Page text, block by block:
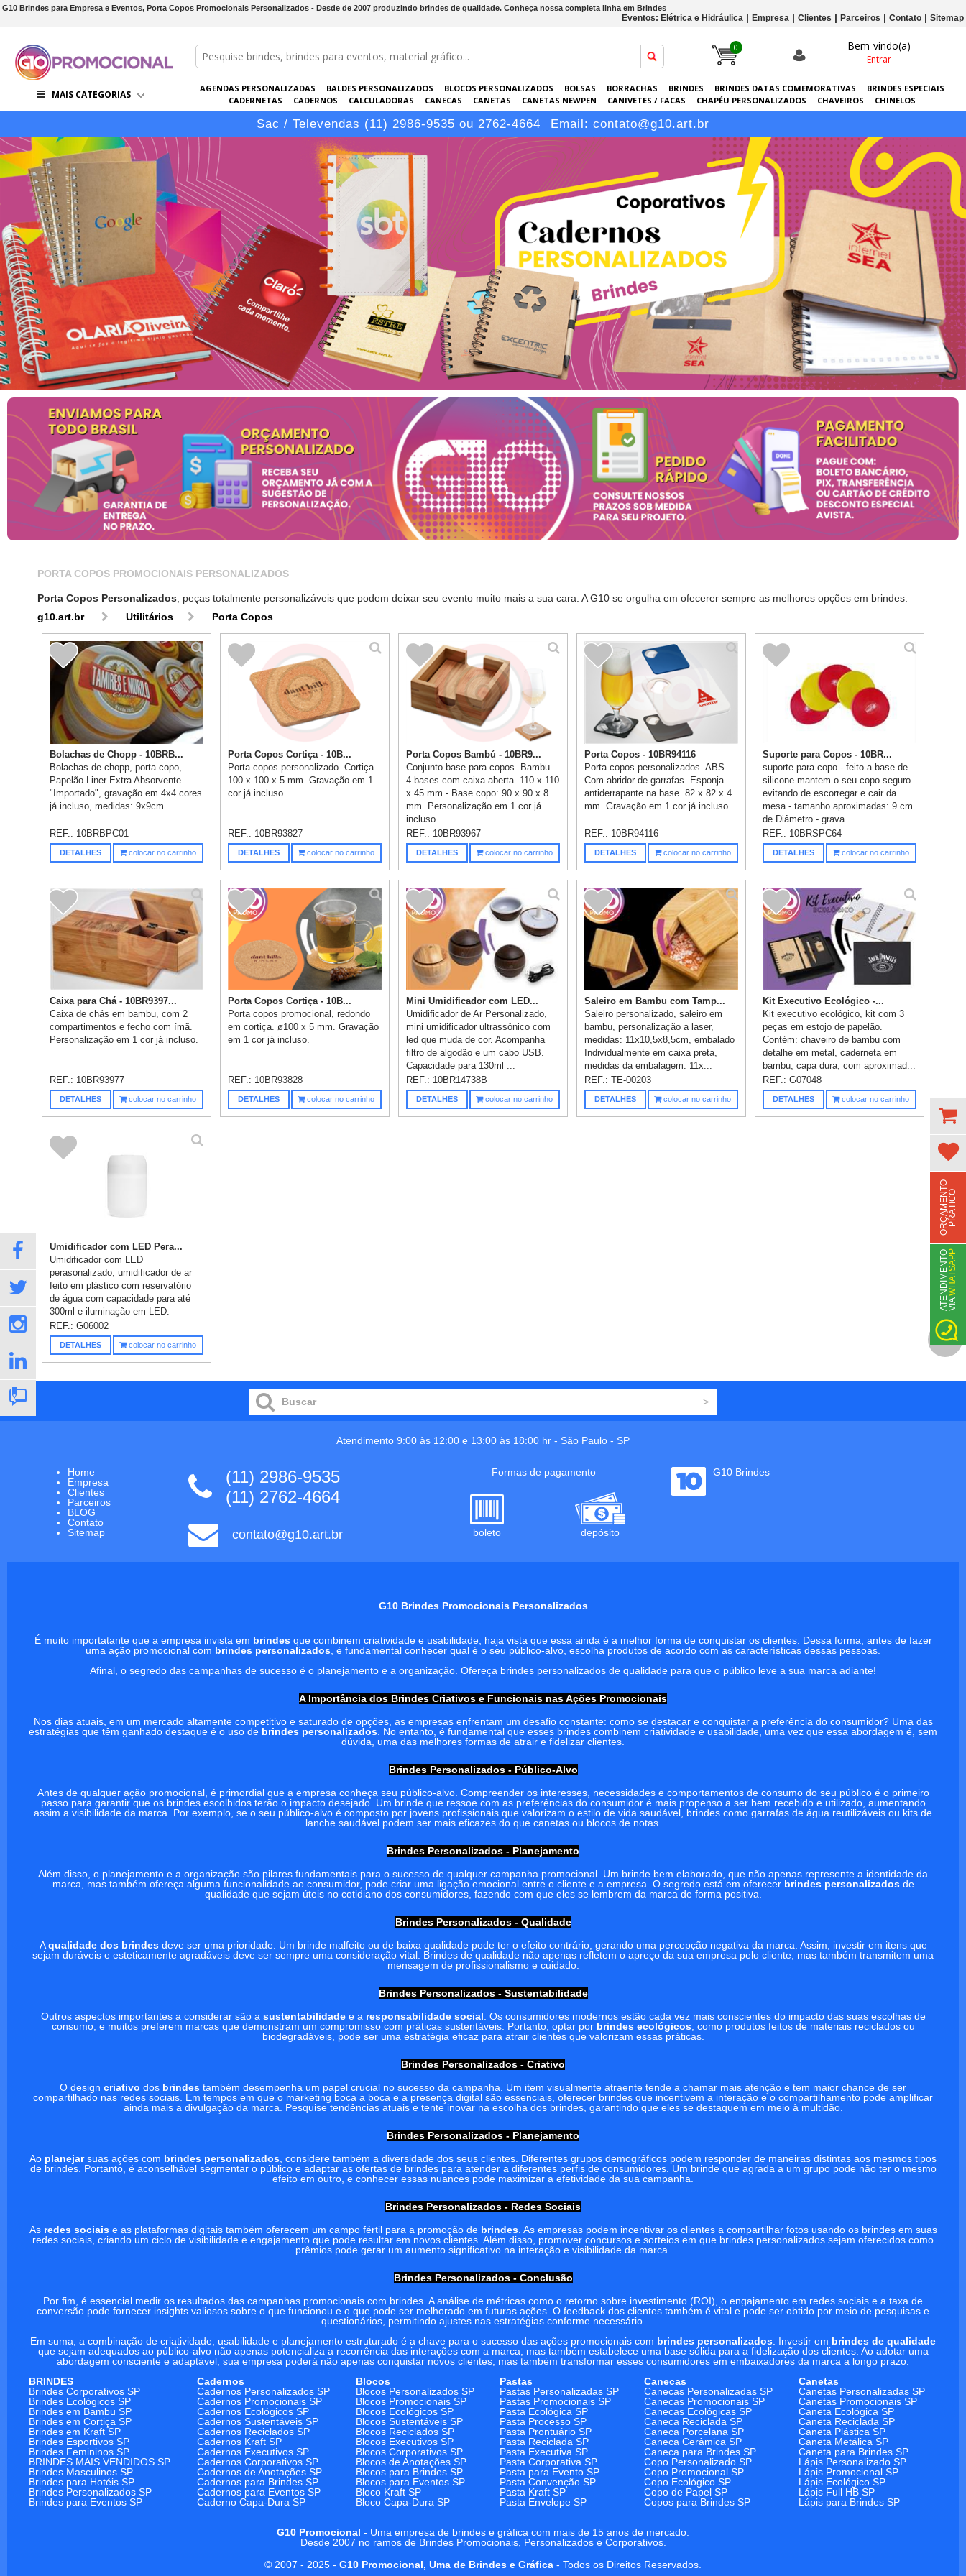
G10 Brindes para Empresa e Eventos, Porta Copos Promocionais Personalizados - Desde de 2007 produzindo brindes de qualidade. Conheça nossa completa linha em Brindes
Eventos: Elétrica e Hidráulica Empresa Clientes Parceiros Contato Sitemap
0 Bem-vindo(a)
Entrar
MAIS CATEGORIAS
AGENDAS PERSONALIZADAS BALDES PERSONALIZADOS BLOCOS PERSONALIZADOS BOLSAS BORRACHAS BRINDES BRINDES DATAS COMEMORATIVAS
BRINDES ESPECIAIS
CADERNETAS
CADERNOS CALCULADORAS CANECAS CANETAS CANETAS NEWPEN CANIVETES / FACAS CHAPÉU PERSONALIZADOS CHAVEIROS
CHINELOS
CONJUNTOS DE BRINDES
COPOS ELETRÔNICOS EMBALAGENS ESCRITÓRIO EVENTOS GARRAFAS PERSONALIZADAS GRÁFICA GUARDA-CHUVAS KITS
LANÇAMENTOS
LÁPIS
Sac / Televendas (11) 2986-9535 ou 2762-4664 Email: contato@g10.art.br
PORTA COPOS PROMOCIONAIS PERSONALIZADOS
Porta Copos Personalizados , peças totalmente personalizáveis que podem deixar seu evento muito mais a sua cara. A G10 se orgulha em ofecerer sempre as melhores opções em brindes.
g10.art.br
Utilitários Porta Copos
Bolachas de Chopp - 10BRB...
Bolachas de chopp, porta copo,
Papelão Liner Extra Absorvente
"Importado", gravação em 4x4 cores
já incluso, medidas: 9x9cm.
REF.: 10BRBPC01
DETALHES colocar no carrinho
Porta Copos Cortiça - 10B...
Porta copos personalizado. Cortiça.
100 x 100 x 5 mm. Gravação em 1
cor já incluso.
REF.: 10BR93827
DETALHES colocar no carrinho
Porta Copos Bambú - 10BR9...
Conjunto base para copos. Bambu.
4 bases com caixa aberta. 110 x 110
x 45 mm - Base copo: 90 x 90 x 8
mm. Personalização em 1 cor já
incluso.
REF.: 10BR93967
DETALHES colocar no carrinho
Porta Copos - 10BR94116
Porta copos personalizados. ABS.
Com abridor de garrafas. Esponja
antiderrapante na base. 82 x 82 x 4
mm. Gravação em 1 cor já incluso.
REF.: 10BR94116
DETALHES colocar no carrinho
Suporte para Copos - 10BR...
suporte para copo - feito a base de
silicone mantem o seu copo seguro
evitando de escorregar e cair da
mesa - tamanho aproximadas: 9 cm
de Diâmetro - grava...
REF.: 10BRSPC64
DETALHES colocar no carrinho
Caixa para Chá - 10BR9397...
Caixa de chás em bambu, com 2
compartimentos e fecho com ímã.
Personalização em 1 cor já incluso.
REF.: 10BR93977
DETALHES colocar no carrinho
Porta Copos Cortiça - 10B...
Porta copos promocional, redondo
em cortiça. ø100 x 5 mm. Gravação
em 1 cor já incluso.
REF.: 10BR93828
DETALHES colocar no carrinho
Mini Umidificador com LED...
Umidificador de Ar Personalizado,
mini umidificador ultrassônico com
led que muda de cor. Acompanha
filtro de algodão e um cabo USB.
Capacidade para 130ml ...
REF.: 10BR14738B
DETALHES colocar no carrinho
Saleiro em Bambu com Tamp...
Saleiro personalizado, saleiro em
bambu, personalização a laser,
medidas: 11x10,5x8,5cm, embalado
Individualmente em caixa preta,
medidas da embalagem: 11x...
REF.:TE-00203
DETALHES colocar no carrinho
Kit Executivo Ecológico -...
Kit executivo ecológico, kit com 3
peças em estojo de papelão.
Contém: chaveiro de bambu com
detalhe em metal, caderneta em
bambu, capa dura, com aproximad...
REF.:G07048
DETALHES colocar no carrinho
Umidificador com LED Pera...
Umidificador com LED
perasonalizado, umidificador de ar
feito em plástico com reservatório
de água com capacidade para até
300ml e iluminação em LED.
Possu...
REF.:G06002
DETALHES colocar no carrinho TOPO
Atendimento 9:00 às 12:00 e 13:00 às 18:00 hr - São Paulo - SP
Home
Empresa
Clientes
Parceiros
BLOG
Contato
Sitemap
(11) 2986-9535
(11) 2762-4664
contato@g10.art.br
Formas de pagamento
boleto depósito
G10 Brindes
G10 Brindes Promocionais Personalizados
É muito importatante que a empresa invista em brindesque combinem criatividade e usabilidade, haja vista que essa ainda é a melhor forma de conquistar os clientes. Dessa forma, antes de fazer
uma ação promocional com brindes personalizados, é fundamental conhecer qual é o seu público-alvo, escolha produtos de acordo com as características dessas pessoas.
Afinal, o segredo das campanhas de sucesso é o planejamento e a organização. Ofereça brindes personalizados de qualidade para que o público leve a sua marca adiante!
A Importância dos Brindes Criativos e Funcionais nas Ações Promocionais
Nos dias atuais, em um mercado altamente competitivo e saturado de opções, as empresas enfrentam um desafio constante: como se destacar e conquistar a preferência do consumidor? Uma das
estratégias que têm ganhado destaque é o uso de brindes personalizados. No entanto, é fundamental que esses brindes combinem criatividade e usabilidade, uma vez que essa abordagem é, sem
dúvida, uma das melhores formas de atrair e fidelizar clientes.
Brindes Personalizados - Público-Alvo
Antes de qualquer ação promocional, é primordial que a empresa conheça seu público-alvo. Compreender os interesses, necessidades e comportamentos de consumo do seu público é o primeiro
passo para garantir que os brindes escolhidos terão o impacto desejado. Um brinde que ressoe com as preferências do consumidor é mais propenso a ser bem recebido e utilizado, aumentando
assim a visibilidade da marca. Por exemplo, se o seu público-alvo é composto por jovens profissionais que valorizam o estilo de vida saudável, brindes como garrafas de água reutilizáveis ou kits de
lanche saudável podem ser mais eficazes do que canetas ou blocos de notas.
Brindes Personalizados - Planejamento
Além disso, o planejamento e a organização são pilares fundamentais para o sucesso de qualquer campanha promocional. Um brinde bem elaborado, que não apenas represente a identidade da
marca, mas também ofereça alguma funcionalidade ao consumidor, pode criar uma ligação emocional entre o cliente e a empresa. O segredo está em oferecer brindes personalizadosde
qualidade que sejam úteis no cotidiano dos consumidores, fazendo com que eles se lembrem da marca de forma positiva.
Brindes Personalizados - Qualidade
Aqualidade dos brindesdeve ser uma prioridade. Um brinde malfeito ou de baixa qualidade pode ter o efeito contrário, gerando uma percepção negativa da marca. Assim, investir em itens que
sejam duráveis e esteticamente agradáveis deve ser sempre uma consideração vital. Brindes de qualidade não apenas refletem o apreço da sua empresa pelo cliente, mas também transmitem uma
mensagem de profissionalismo e cuidado.
Brindes Personalizados - Sustentabilidade
Outros aspectos importantes a considerar são a sustentabilidadee a responsabilidade social. Os consumidores modernos estão cada vez mais conscientes do impacto das suas escolhas de
consumo, e muitos preferem marcas que demonstram um compromisso com práticas sustentáveis. Portanto, optar por brindes ecológicos, como produtos feitos de materiais reciclados ou
biodegradáveis, pode ser uma estratégia eficaz para atrair clientes que valorizam essas práticas.
Brindes Personalizados - Criativo
O design criativo dos brindes também desempenha um papel crucial no sucesso da campanha. Um item visualmente atraente tende a chamar mais atenção e tem maior chance de ser
compartilhado nas redes sociais. Em tempos em que o marketing boca a boca e a presença digital são essenciais, oferecer brindes que incentivem a interação e o compartilhamento pode amplificar
ainda mais a divulgação da marca. Pesquise tendências atuais e tente inovar na escolha dos brindes, garantindo que eles se destaquem em meio à multidão.
Brindes Personalizados - Planejamento
Ao planejarsuas ações com brindes personalizados, considere também a diversidade dos seus clientes. Diferentes grupos demográficos podem responder de maneiras distintas aos mesmos tipos
de brindes. Portanto, é aconselhável segmentar o público e adaptar as ofertas de brindes para atender a diferentes perfis de consumidores. Um brinde que agrada a um grupo pode não ter o mesmo
efeito em outro, e conhecer essas nuances pode maximizar a efetividade da sua campanha.
Brindes Personalizados - Redes Sociais
As redes sociaise as plataformas digitais também oferecem um campo fértil para a promoção de brindes. As empresas podem incentivar os clientes a compartilhar fotos usando os brindes em suas
redes sociais, criando um ciclo de visibilidade e engajamento que pode resultar em novos clientes. Além disso, promover concursos e sorteios em que brindes personalizados sejam oferecidos como
prêmios pode gerar um aumento significativo na interação e visibilidade da marca.
Brindes Personalizados - Conclusão
Por fim, é essencial medir os resultados das campanhas promocionais com brindes. A análise de métricas como o retorno sobre investimento (ROI), o engajamento em redes sociais e a taxa de
conversão pode fornecer insights valiosos sobre o que funcionou e o que pode ser melhorado em futuras ações. O feedback dos clientes também é vital e pode ser obtido por meio de pesquisas e
questionários, permitindo ajustes nas estratégias conforme necessário.
Em suma, a combinação de criatividade, usabilidade e planejamento estruturado é a chave para o sucesso das ações promocionais com brindes personalizados. Investir em brindes de qualidade
que sejam adequados ao público-alvo não apenas potencializa a recorrência das interações com a marca, mas também estabelece uma base sólida para a fidelização dos clientes. Ao adotar uma
abordagem consciente e adaptável, sua empresa poderá não apenas conquistar novos clientes, mas também transformar esses consumidores em embaixadores da marca a longo prazo.
BRINDES
Cadernos Blocos Pastas Canecas
Canetas
Brindes Corporativos SP
Cadernos Personalizados SP Blocos Personalizados SP Pastas Personalizadas SP Canecas Personalizadas SP
Canetas Personalizadas SP
Brindes Ecológicos SP
Cadernos Promocionais SP Blocos Promocionais SP Pastas Promocionais SP Canecas Promocionais SP
Canetas Promocionais SP
Brindes em Bambu SP
Cadernos Ecológicos SP Blocos Ecológicos SP Pasta Ecológica SP Canecas Ecológicas SP
Caneta Ecológica SP
Brindes em Cortiça SP
Cadernos Sustentáveis SP Blocos Sustentáveis SP Pasta Processo SP Caneca Reciclada SP
Caneta Reciclada SP
Brindes em Kraft SP
Cadernos Reciclados SP Blocos Reciclados SP Pasta Prontuário SP Caneca Porcelana SP
Caneta Plástica SP
Brindes Esportivos SP
Cadernos Kraft SP Blocos Executivos SP Pasta Reciclada SP Caneca Cerâmica SP
Caneta Metálica SP
Brindes Femininos SP
Cadernos Executivos SP Blocos Corporativos SP Pasta Executiva SP Caneca para Brindes SP
Caneta para Brindes SP
BRINDES MAIS VENDIDOS SP
Cadernos Corporativos SP Blocos de Anotações SP Pasta Corporativa SP Copo Personalizado SP
Lápis Personalizado SP
Brindes Masculinos SP
Cadernos de Anotações SP Blocos para Brindes SP Pasta para Evento SP Copo Promocional SP
Lápis Promocional SP
Brindes para Hotéis SP
Cadernos para Brindes SP Blocos para Eventos SP Pasta Convenção SP Copo Ecológico SP
Lápis Ecológico SP
Brindes Personalizados SP
Cadernos para Eventos SP Bloco Kraft SP Pasta Kraft SP Copo de Papel SP
Lápis Full HB SP
Brindes para Eventos SP
Caderno Capa-Dura SP Bloco Capa-Dura SP Pasta Envelope SP Copos para Brindes SP Lápis para Brindes SP
G10 Promocional - Uma empresa de brindes e gráfica com mais de 15 anos de mercado.
Desde 2007 no ramos de Brindes Promocionais, Personalizados e Corporativos.
© 2007 - 2025 - G10 Promocional, Uma de Brindes e Gráfica - Todos os Direitos Reservados.
O
R
Ç
A
M
E
N
T
O
P
R
Á
T
I
CO
A
TE
N
D
I
M
E
N
T
O
V
I
AWHATSAPP